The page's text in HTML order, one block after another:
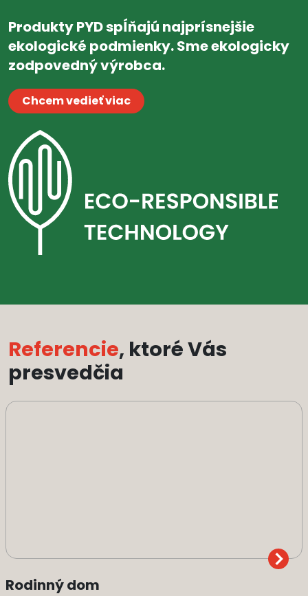
Produkty PYD spĺňajú najprísnejšie
ekologické podmienky. Sme ekologicky
zodpovedný výrobca.
Chcem vedieť viac
Referencie, ktoré Vás
presvedčia
Rodinný dom